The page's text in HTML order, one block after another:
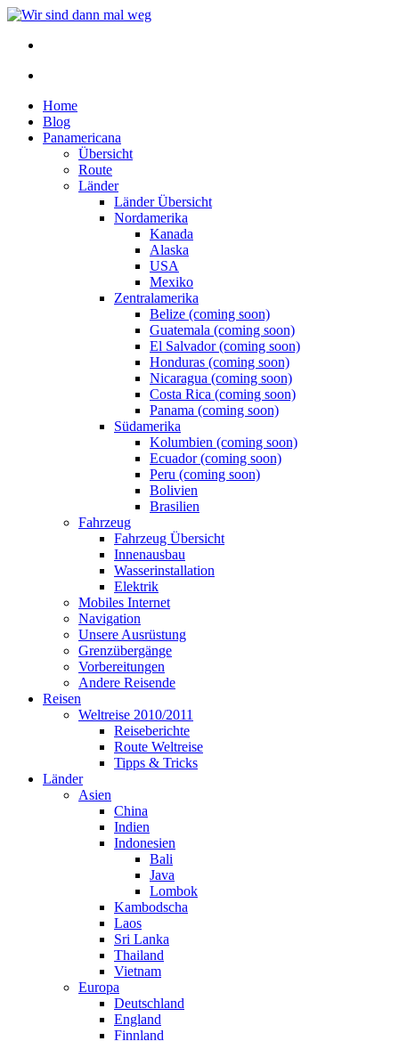
Home
Blog
Panamericana
Übersicht
Route
Länder
Länder Übersicht
Nordamerika
Kanada
Alaska
USA
Mexiko
Zentralamerika
Belize (coming soon)
Guatemala (coming soon)
El Salvador (coming soon)
Honduras (coming soon)
Nicaragua (coming soon)
Costa Rica (coming soon)
Panama (coming soon)
Südamerika
Kolumbien (coming soon)
Ecuador (coming soon)
Peru (coming soon)
Bolivien
Brasilien
Fahrzeug
Fahrzeug Übersicht
Innenausbau
Wasserinstallation
Elektrik
Mobiles Internet
Navigation
Unsere Ausrüstung
Grenzübergänge
Vorbereitungen
Andere Reisende
Reisen
Weltreise 2010/2011
Reiseberichte
Route Weltreise
Tipps & Tricks
Länder
Asien
China
Indien
Indonesien
Bali
Java
Lombok
Kambodscha
Laos
Sri Lanka
Thailand
Vietnam
Europa
Deutschland
England
Finnland